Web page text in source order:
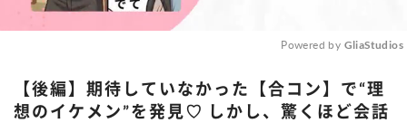
Mute
Powered by GliaStudios
【後編】期待していなかった【合コン】で“理
想のイケメン”を発見♡ しかし、驚くほど会話